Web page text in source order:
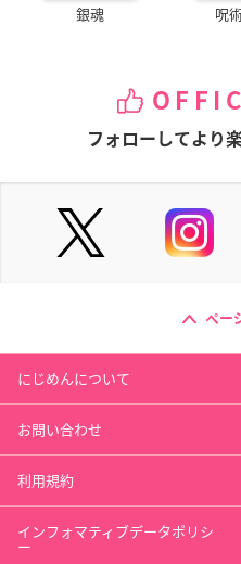
銀魂 呪
フォローしてより
ペー
にじめんについて
お問い合わせ
利用規約
インフォマティブデータポリシ
ー